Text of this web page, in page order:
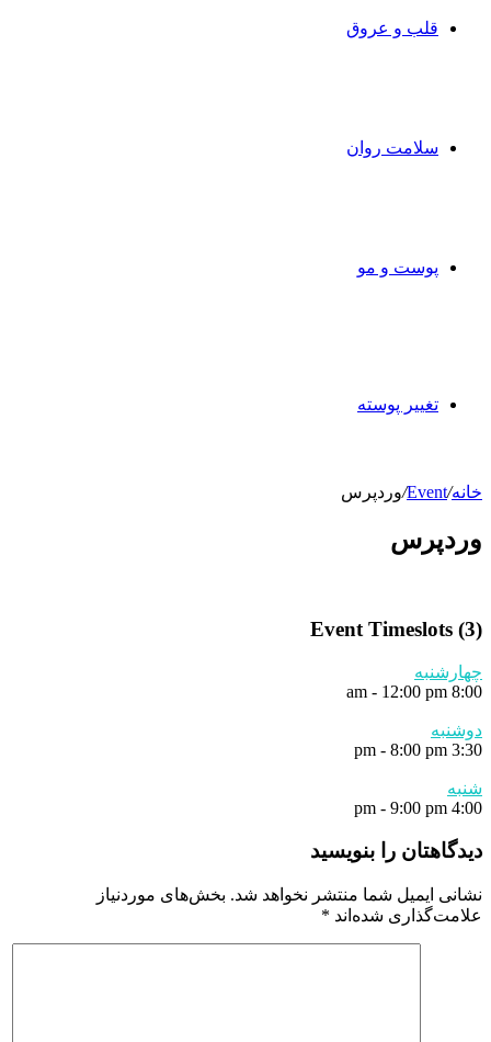
قلب و عروق
سلامت روان
پوست و مو
تغییر پوسته
خانه/
Event
/وردپرس
وردپرس
Event Timeslots (3)
چهارشنبه
8:00 am
- 12:00 pm
دوشنبه
3:30 pm
- 8:00 pm
شنبه
4:00 pm
- 9:00 pm
دیدگاهتان را بنویسید
نشانی ایمیل شما منتشر نخواهد شد. بخش‌های موردنیاز
علامت‌گذاری شده‌اند *